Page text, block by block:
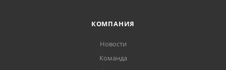
КОМПАНИЯ
Новости
Команда